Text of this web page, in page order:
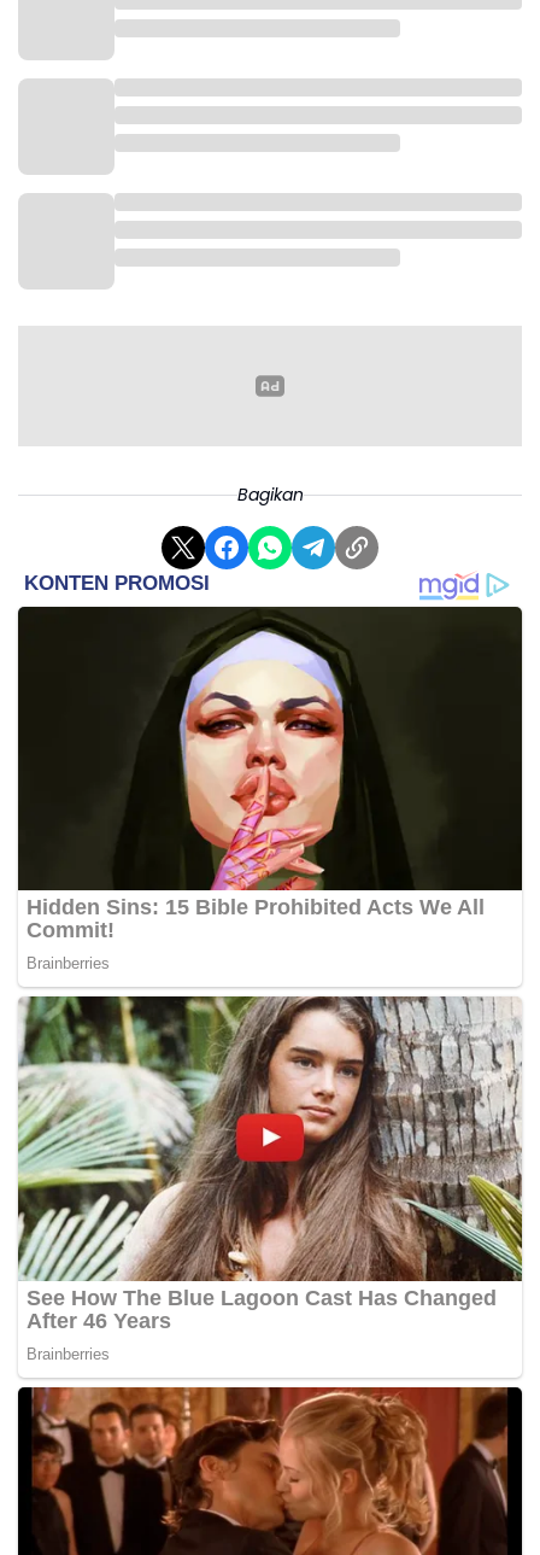
dalam wadah plastik.
Hal serupa juga berlaku untuk buah beri seperti
stroberi, ceri, dan jenis buah lain yang kaya vitamin C,
yang menurutnya dapat kehilangan hingga hampir
50 persen kandungan vitamin C hanya dalam satu
hari penyimpanan di wadah plastik.
Selain buah, sayuran berdaun hijau seperti bayam,
kale, dan ketumbar juga disarankan tidak disimpan
dalam plastik karena kandungan airnya yang tinggi
membuatnya lebih cepat layu dan kehilangan nutrisi
seperti folat dan vitamin K.
Jangda juga mengingatkan agar makanan panas
tidak disimpan dalam wadah plastik, karena
berpotensi melepaskan bahan kimia seperti BPA dan
ftalat ke dalam makanan.
Selain itu, makanan berlemak seperti minyak zaitun,
mentega, ikan, makanan gorengan, hingga makanan
berbasis krim juga disebut lebih baik tidak disimpan
dalam plastik karena sifatnya yang mudah
menyerap zat kimia dari wadah.
Untuk daging merah mentah, ia menyarankan
penggunaan wadah kaca guna mengurangi risiko
kontaminasi bakteri yang dapat berkembang
melalui goresan atau pori-pori plastik.
Sementara itu, standar keamanan internasional dari
USDA menyebutkan bahwa wadah plastik yang
aman digunakan harus tidak beracun, kedap air,
halus, tahan lama, serta tahan terhadap bahan kimia
pembersih tanpa mengalami kerusakan.
Bagikan